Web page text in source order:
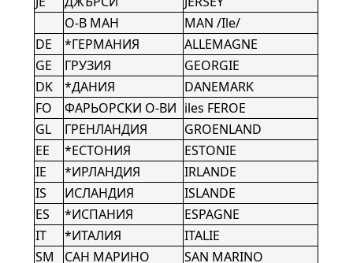
О-В МАН
MAN /Ile/
DE
*ГЕРМАНИЯ
ALLEMAGNE
GE
ГРУЗИЯ
GEORGIE
DK
*ДАНИЯ
DANEMARK
FO
ФАРЬОРСКИ О-ВИ iles FEROE
GL
ГРЕНЛАНДИЯ
GROENLAND
EE
*ЕСТОНИЯ
ESTONIE
IE
*ИРЛАНДИЯ
IRLANDE
IS
ИСЛАНДИЯ
ISLANDE
ES
*ИСПАНИЯ
ESPAGNE
IT
*ИТАЛИЯ
ITALIE
SM
САН МАРИНО
SAN MARINO